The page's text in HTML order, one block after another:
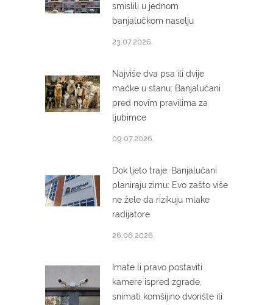
smislili u jednom
banjalučkom naselju
23.07.2026.
Najviše dva psa ili dvije
mačke u stanu: Banjalučani
pred novim pravilima za
ljubimce
09.07.2026.
Dok ljeto traje, Banjalučani
planiraju zimu: Evo zašto više
ne žele da rizikuju mlake
radijatore
26.06.2026.
Imate li pravo postaviti
kamere ispred zgrade,
snimati komšijino dvorište ili